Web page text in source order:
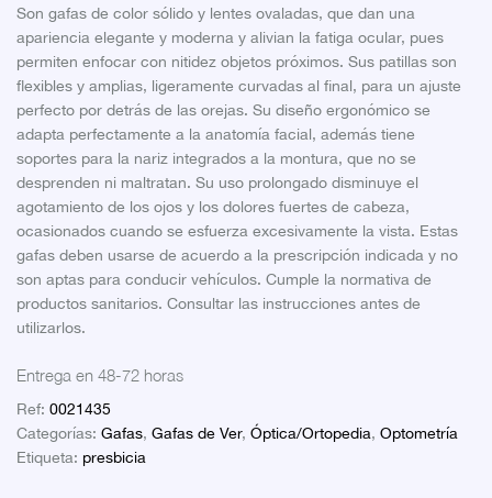
Son gafas de color sólido y lentes ovaladas, que dan una
apariencia elegante y moderna y alivian la fatiga ocular, pues
permiten enfocar con nitidez objetos próximos. Sus patillas son
flexibles y amplias, ligeramente curvadas al final, para un ajuste
perfecto por detrás de las orejas. Su diseño ergonómico se
adapta perfectamente a la anatomía facial, además tiene
soportes para la nariz integrados a la montura, que no se
desprenden ni maltratan. Su uso prolongado disminuye el
agotamiento de los ojos y los dolores fuertes de cabeza,
ocasionados cuando se esfuerza excesivamente la vista. Estas
gafas deben usarse de acuerdo a la prescripción indicada y no
son aptas para conducir vehículos. Cumple la normativa de
productos sanitarios. Consultar las instrucciones antes de
utilizarlos.
Entrega en 48-72 horas
Ref: 0021435
Categorías: Gafas, Gafas de Ver, Óptica/Ortopedia, Optometría
Etiqueta: presbicia